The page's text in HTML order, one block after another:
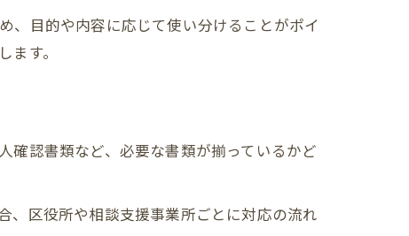
、目的や内容に応じて使い分けることがポイ
す。
確認書類など、必要な書類が揃っているかど
、区役所や相談支援事業所ごとに対応の流れ